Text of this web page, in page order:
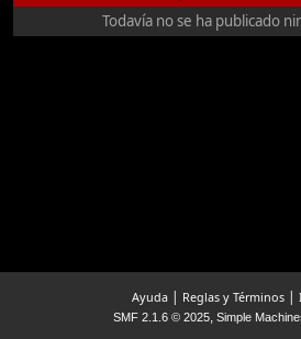
Todavía no se ha publicado
Ayuda | Reglas y Términos |
SMF 2.1.6 © 2025, Simple